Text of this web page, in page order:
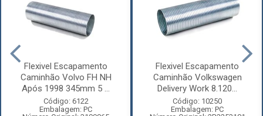
Flexivel Escapamento
Caminhão Volvo FH NH
Após 1998 345mm 5 ...
Código: 6122
Embalagem: PC
Flexivel Escapamento
Caminhão Volkswagen
Delivery Work 8.120...
Código: 10250
Embalagem: PC